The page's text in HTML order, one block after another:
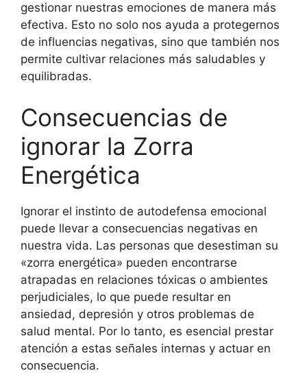
gestionar nuestras emociones de manera más
efectiva. Esto no solo nos ayuda a protegernos
de influencias negativas, sino que también nos
permite cultivar relaciones más saludables y
equilibradas.
Consecuencias de
ignorar la Zorra
Energética
Ignorar el instinto de autodefensa emocional
puede llevar a consecuencias negativas en
nuestra vida. Las personas que desestiman su
«zorra energética» pueden encontrarse
atrapadas en relaciones tóxicas o ambientes
perjudiciales, lo que puede resultar en
ansiedad, depresión y otros problemas de
salud mental. Por lo tanto, es esencial prestar
atención a estas señales internas y actuar en
consecuencia.